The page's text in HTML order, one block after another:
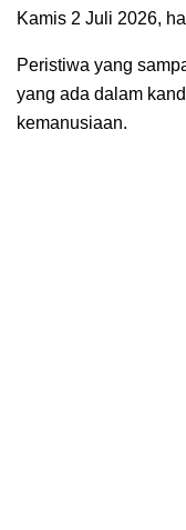
Kamis 2 Juli 2026,
Peristiwa yang
yang ada dalam
kemanusiaan.